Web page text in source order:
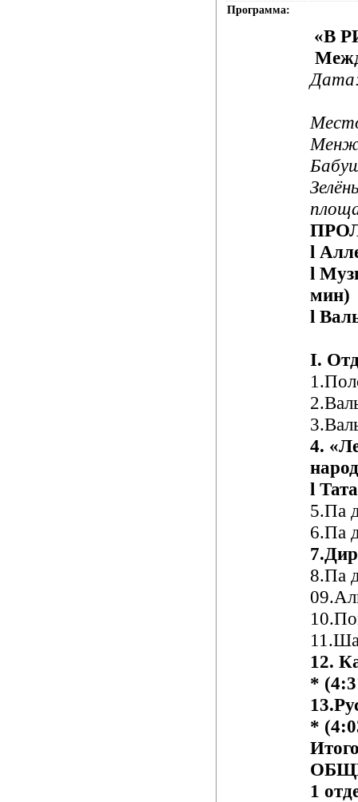
Программа:
«В
l
l
мин)
l
I. О
4.
l
5.Па
6.Па
8.Па
10
1 1
12.
* (
13
* (
1